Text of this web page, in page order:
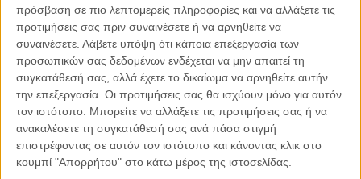
πρόσβαση σε πιο λεπτομερείς πληροφορίες και να αλλάξετε τις
προτιμήσεις σας πριν συναινέσετε ή να αρνηθείτε να
συναινέσετε. Λάβετε υπόψη ότι κάποια επεξεργασία των
προσωπικών σας δεδομένων ενδέχεται να μην απαιτεί τη
συγκατάθεσή σας, αλλά έχετε το δικαίωμα να αρνηθείτε αυτήν
την επεξεργασία. Οι προτιμήσεις σας θα ισχύουν μόνο για αυτόν
τον ιστότοπο. Μπορείτε να αλλάξετε τις προτιμήσεις σας ή να
ανακαλέσετε τη συγκατάθεσή σας ανά πάσα στιγμή
επιστρέφοντας σε αυτόν τον ιστότοπο και κάνοντας κλικ στο
κουμπί "Απορρήτου" στο κάτω μέρος της ιστοσελίδας.
θα αντλείς δύναμη και θα πορεύεσαι με τον τρόπο που
επιθυμείς. Προσωπικά πιστεύω στη βαθιά αγάπη και σε έναν
κόσμο αλληλέγγυο, όπου η καλοσύνη θα είναι τρόπος ζωής!
#cancersurvivor #togetherwecan
Κοινοποιήστε:
Facebook X LinkedIn WhatsApp